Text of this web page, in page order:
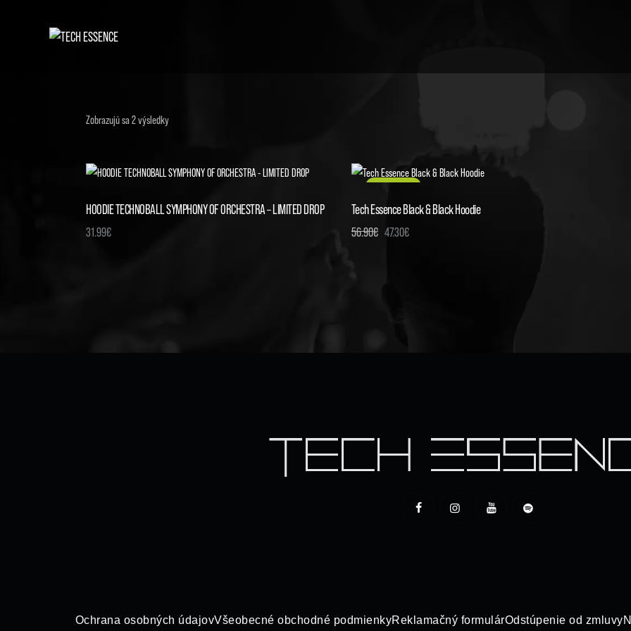
Zobrazujú sa 2 výsledky
HOODIE TECHNOBALL SYMPHONY OF ORCHESTRA – LIMITED DROP
31.99€
Tech Essence Black & Black Hoodie
56.90€ 47.30€
Ochrana osobných údajovVšeobecné obchodné podmienkyReklamačný formulárOdstúpenie od zmluvy